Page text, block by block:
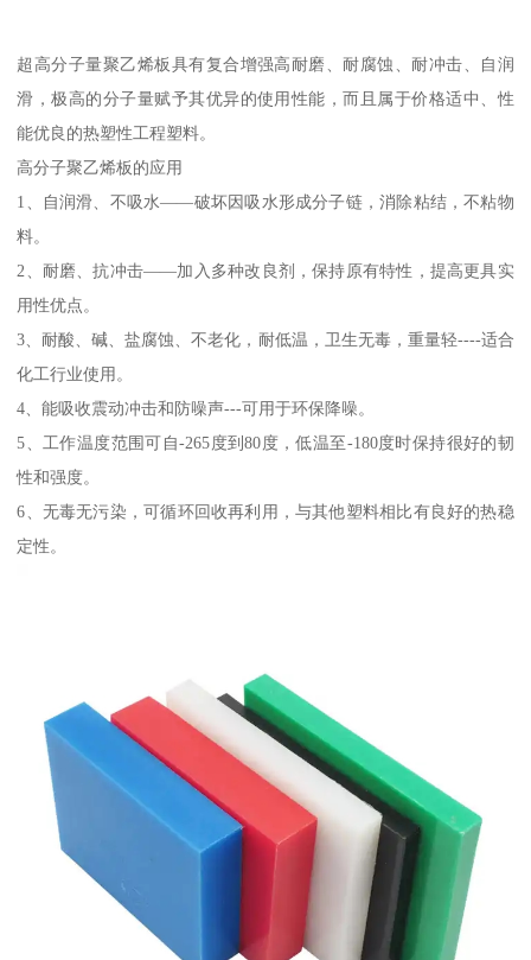
超高分子量聚乙烯板具有复合增强高耐磨、耐腐蚀、耐冲击、自润
滑，极高的分子量赋予其优异的使用性能，而且属于价格适中、性
能优良的热塑性工程塑料。
高分子聚乙烯板的应用
1、自润滑、不吸水——破坏因吸水形成分子链，消除粘结，不粘物
料。
2、耐磨、抗冲击——加入多种改良剂，保持原有特性，提高更具实
用性优点。
3、耐酸、碱、盐腐蚀、不老化，耐低温，卫生无毒，重量轻----适合
化工行业使用。
4、能吸收震动冲击和防噪声---可用于环保降噪。
5、工作温度范围可自-265度到80度，低温至-180度时保持很好的韧
性和强度。
6、无毒无污染，可循环回收再利用，与其他塑料相比有良好的热稳
定性。